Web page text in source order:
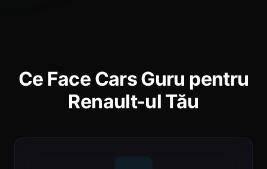
Ce Face Cars Guru pentru
Renault-ul Tău